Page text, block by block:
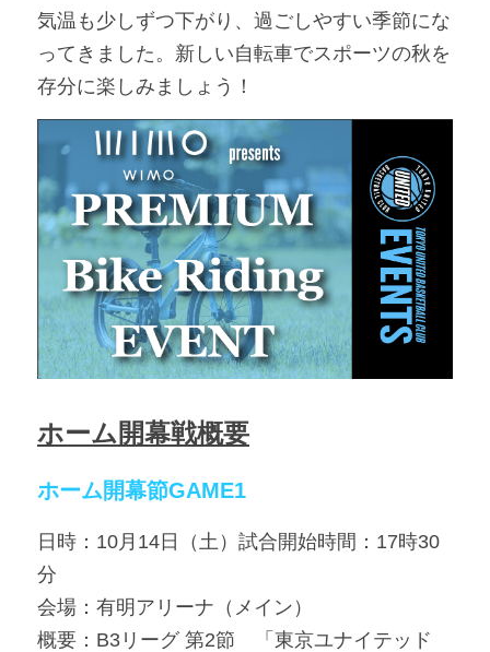
気温も少しずつ下がり、過ごしやすい季節にな
ってきました。新しい自転車でスポーツの秋を
存分に楽しみましょう！
ホーム開幕戦概要
ホーム開幕節GAME1
日時：10月14日（土）試合開始時間：17時30
分
会場：有明アリーナ（メイン）
概要：B3リーグ 第2節　「東京ユナイテッド